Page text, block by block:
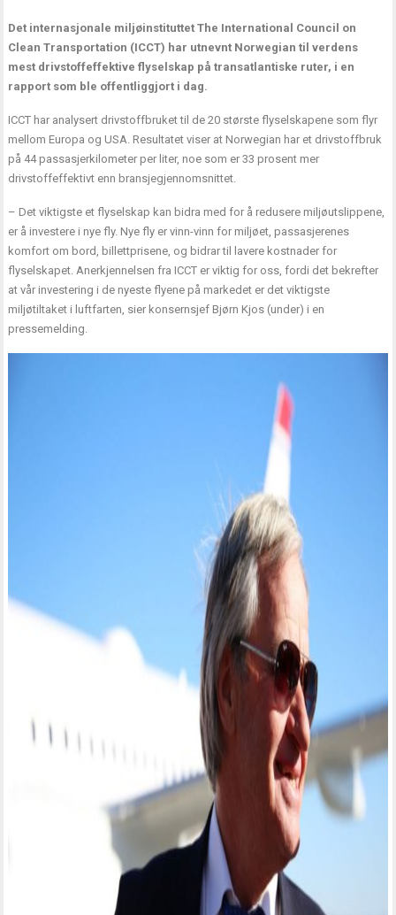
Det internasjonale miljøinstituttet The International Council on
Clean Transportation (ICCT) har utnevnt Norwegian til verdens
mest drivstoffeffektive flyselskap på transatlantiske ruter, i en
rapport som ble offentliggjort i dag.
ICCT har analysert drivstoffbruket til de 20 største flyselskapene som flyr
mellom Europa og USA. Resultatet viser at Norwegian har et drivstoffbruk
på 44 passasjerkilometer per liter, noe som er 33 prosent mer
drivstoffeffektivt enn bransjegjennomsnittet.
– Det viktigste et flyselskap kan bidra med for å redusere miljøutslippene,
er å investere i nye fly. Nye fly er vinn-vinn for miljøet, passasjerenes
komfort om bord, billettprisene, og bidrar til lavere kostnader for
flyselskapet. Anerkjennelsen fra ICCT er viktig for oss, fordi det bekrefter
at vår investering i de nyeste flyene på markedet er det viktigste
miljøtiltaket i luftfarten, sier konsernsjef Bjørn Kjos (under) i en
pressemelding.